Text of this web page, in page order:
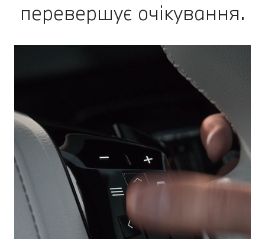
перевершує очікування.